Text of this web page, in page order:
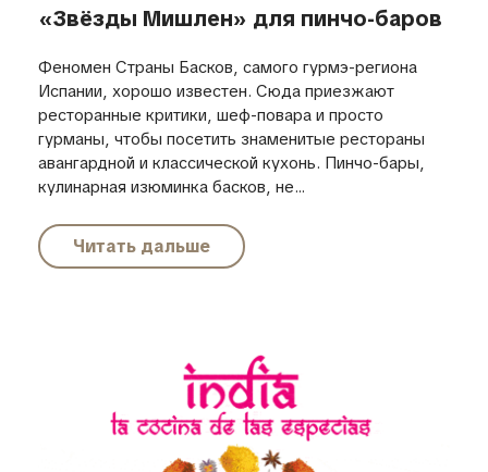
«Звёзды Мишлен» для пинчо-баров
Феномен Страны Басков, самого гурмэ-региона
Испании, хорошо известен. Сюда приезжают
ресторанные критики, шеф-повара и просто
гурманы, чтобы посетить знаменитые рестораны
авангардной и классической кухонь. Пинчо-бары,
кулинарная изюминка басков, не...
Читать дальше